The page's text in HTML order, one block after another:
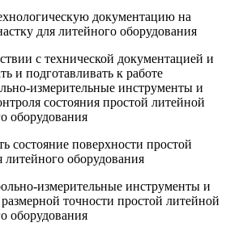
документацию на
для литейного оборудования
с технической документацией и
и подготавливать к работе
измерительные инструменты и
состояния простой литейной
оборудования
состояние поверхности простой
литейного оборудования
измерительные инструменты и
точности простой литейной
оборудования